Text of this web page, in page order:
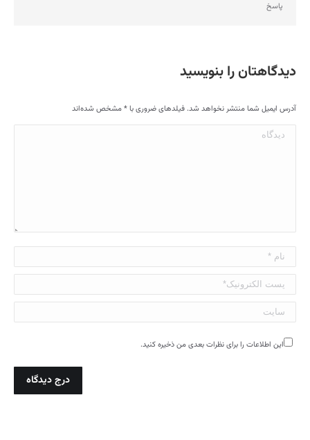
پاسخ
دیدگاهتان را بنویسید
آدرس ایمیل شما منتشر نخواهد شد. فیلدهای ضروری با*مشخص شده‌اند
دیدگاه
نام *
پست الکترونیک*
سایت
این اطلاعات را برای نظرات بعدی من ذخیره کنید.
درج دیدگاه